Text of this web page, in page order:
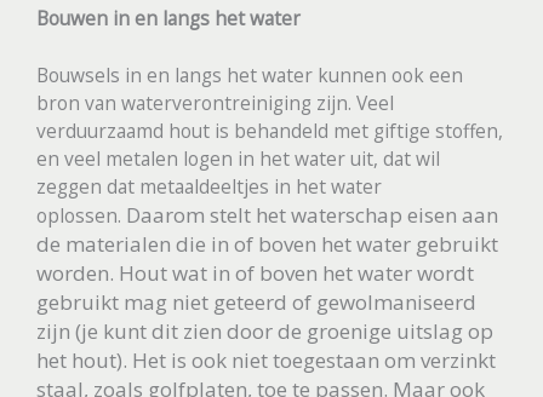
Bouwen in en langs het water
Bouwsels in en langs het water kunnen ook een
bron van waterverontreiniging zijn. Veel
verduurzaamd hout is behandeld met giftige stoffen,
en veel metalen logen in het water uit, dat wil
zeggen dat metaaldeeltjes in het water
oplossen. Daarom stelt het waterschap eisen aan
de materialen die in of boven het water gebruikt
worden. Hout wat in of boven het water wordt
gebruikt mag niet geteerd of gewolmaniseerd
zijn (je kunt dit zien door de groenige uitslag op
het hout). Het is ook niet toegestaan om verzinkt
staal, zoals golfplaten, toe te passen. Maar ook